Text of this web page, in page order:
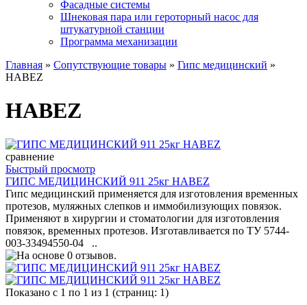
Фасадные системы
Шнековая пара или героторный насос для
штукатурной станции
Программа механизации
Главная » Сопутствующие товары » Гипс медицинский »
HABEZ
HABEZ
сравнение
Быстрый просмотр
ГИПС МЕДИЦИНСКИЙ 911 25кг HABEZ
Гипс медицинский применяется для изготовления временных
протезов, муляжных слепков и иммобилизующих повязок.
Применяют в хирургии и стоматологии для изготовления
повязок, временных протезов. Изготавливается по ТУ 5744-
003-33494550-04 ..
Показано с 1 по 1 из 1 (страниц: 1)